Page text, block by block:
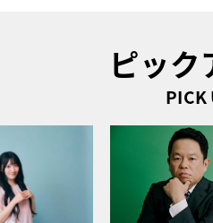
ピック
PICK